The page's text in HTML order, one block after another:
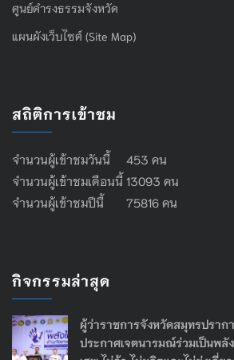
ศูนย์ดำรงธรรมจังหวัด
แผนผังเว็บไซต์ (Site Map)
สถิติการเข้าชม
จำนวนผู้เข้าชมวันนี้ 453 คน
จำนวนผู้เข้าชมเดือนนี้ 13093 คน
จำนวนผู้เข้าชมปีนี้ 75816 คน
กิจกรรมล่าสุด
ผู้ว่าราชการจังหวัดสมุทรปรา
ประกาศเจตนารมณ์ร่วมเป็นพลั